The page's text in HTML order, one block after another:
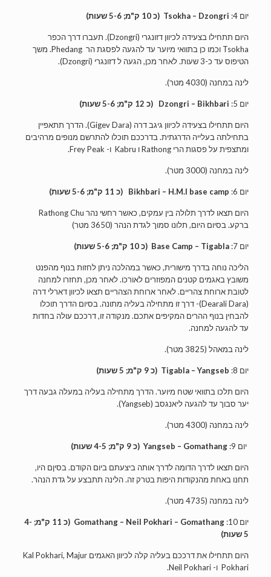
יום 4: Tsokha – Dzongri (כ 10 ק"מ; 5-6 שעות)
היום תתחילו בצעידה לכיוון דזונגרי (Dzongri). תעברו דרך הכפר
Tsokha וכמו כן בתוואי מיוער עד להגעה לפסגת הר Phedang. משך
הטיפוס עד כ-3 שעות. לאחר מכן, הגעה ל דזונגרי (Dzongri).
לינה במחנה (4030 מטר).
יום 5: Dzongri – Bikhbari (כ 12 ק"מ; 5-6 שעות)
היום תתחילו בצעידה לכיוון גיגב דרה (Gigev Dara). הדרך תתאפיין
בתחילתה בעלייה הדרגתית. בדרככם תוכלו להתרשם מנופים מרהיבים
ומתצפית על פסגות הרי Rathong ו Kabru ו- Frey Peak.
לינה במחנה (3000 מטר).
יום 6: Bikhbari – H.M.I base camp (כ 11 ק"מ; 5-6 שעות)
היום תצאו לדרך תלולה בין עמקים, כאשר רחשי נהר Rathong Chu
ברקע. בסיום היום, תלונו סמוך לגדת הנהר (3650 מטר)
יום 7: Base Camp – Tigabla (כ 10 ק"מ; 5-6 שעות)
הליכה נוחה בדרך מישורית, כאשר במהלכה ניתן לחזות בנוף מהפנט
משובץ באגמים קטנים המפוזרים לאורכו. לאחר מכן, תחזרו למחנה
לטובת ארוחת צהריים. לאחר ארוחת הצהריים תצאו לכיוון דארלי דרה
(Dearali Dara)- דרך זו מתחילה בעליה מתונה. בסיום הדרך תוכלו
להבחין בנוף ההרים המקיפים אתכם. מנקודה זו, דרככם עולה בחדות
עד להגעה למחנה.
לינה במאהל (3825 מטר).
יום 8: Tigabla – Yangseb (כ 9 ק"מ; 5 שעות)
היום תלכו בתוואי שטח מיוער. הדרך מתחילה בעליה במעלה גבעה דרך
יער סבוך עד להגעה ליאנגסב (Yangseb).
לינה במחנה (4300 מטר).
יום 9: Yangseb – Gomathang (כ 9 ק"מ; 4-5 שעות)
היום תצאו לדרך הדומה לדרך אותה ביצעתם ביום הקודם. בסיןם היו,
תחנו באחת מהנקודות היפות בטרק זה. הלינה תתבצע על גדת הנהר.
לינה במחנה (4735 מטר).
יום 10: Gomathang – Neil Pokhari – Gomathang
(כ 11 ק"מ; 4-
5 שעות)
היום תתחילו את דרככם בעליה קלה לכיוון האגמים Kal Pokhari, Majur
Pokhari ו- Neil Pokhari.